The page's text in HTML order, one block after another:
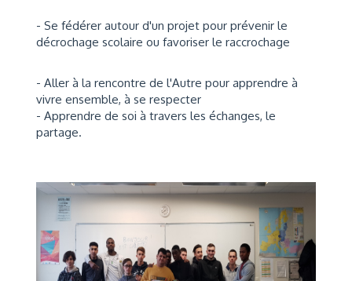
- Se fédérer autour d'un projet pour prévenir le
décrochage scolaire ou favoriser le raccrochage
- Aller à la rencontre de l'Autre pour apprendre à
vivre ensemble, à se respecter
- Apprendre de soi à travers les échanges, le
partage.